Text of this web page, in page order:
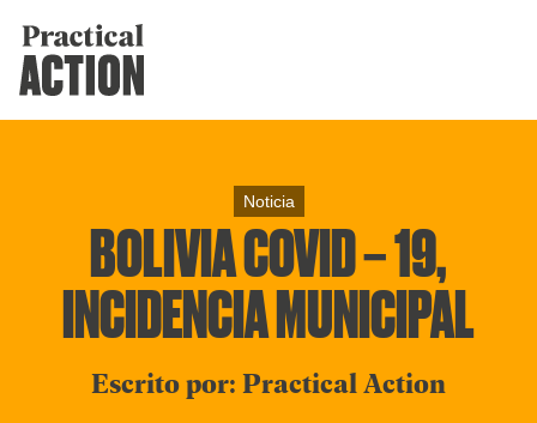
Noticia
BOLIVIA COVID – 19,
INCIDENCIA MUNICIPAL
Escrito por: Practical Action